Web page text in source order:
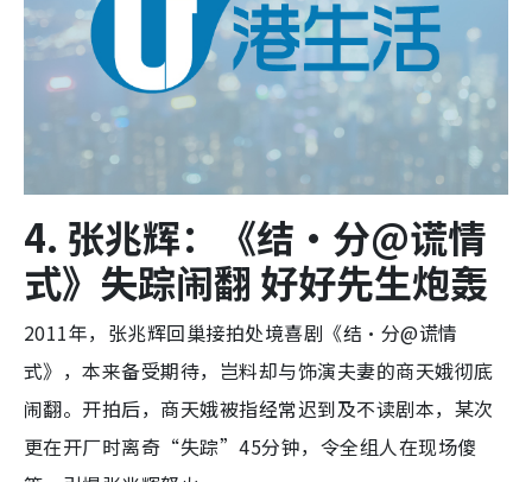
4. 张兆辉：《结·分@谎情
式》失踪闹翻 好好先生炮轰
2011年，张兆辉回巢接拍处境喜剧《结·分@谎情
式》，本来备受期待，岂料却与饰演夫妻的商天娥彻底
闹翻。开拍后，商天娥被指经常迟到及不读剧本，某次
更在开厂时离奇“失踪”45分钟，令全组人在现场傻